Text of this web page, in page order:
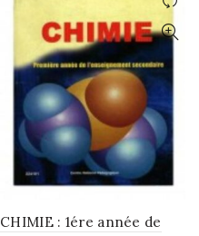
CHIMIE : 1ére année de